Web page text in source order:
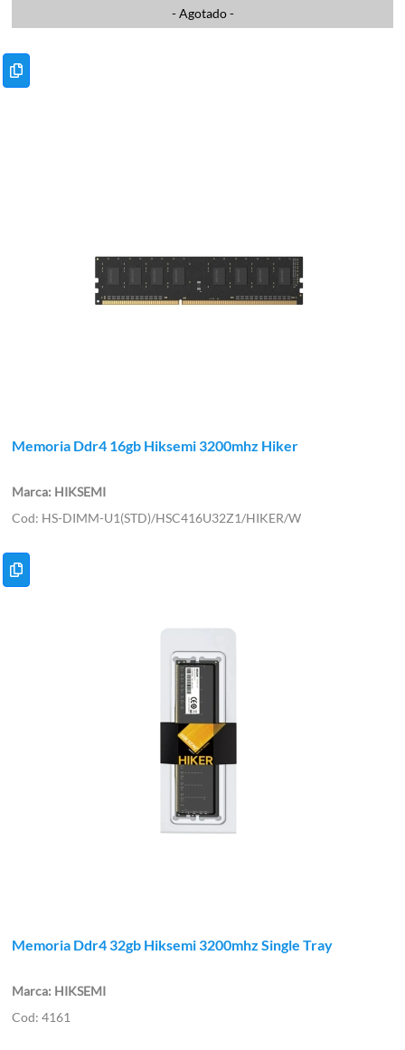
- Agotado -
Memoria Ddr4 16gb Hiksemi 3200mhz Hiker
HIKSEMI
HS-DIMM-U1(STD)/HSC416U32Z1/HIKER/W
Memoria Ddr4 32gb Hiksemi 3200mhz Single Tray
HIKSEMI
4161